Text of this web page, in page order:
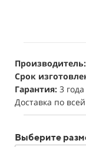
Производитель:
Срок
Гарантия: 3 года
Доставка по
Выберите